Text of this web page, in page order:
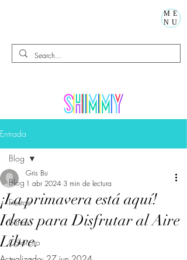
ME
NU
Entrada
Blog
Fiestas
Niños
Calorcito
Blog
¡La primavera está aquí!
Ideas para Disfrutar al Aire
Libre.
Gris Bu
1 abr 2024 3 min de lectura